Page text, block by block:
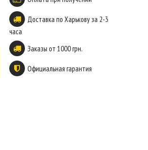
Доставка по Харькову за 2-3
часа
Заказы от 1000 грн.
Официальная гарантия